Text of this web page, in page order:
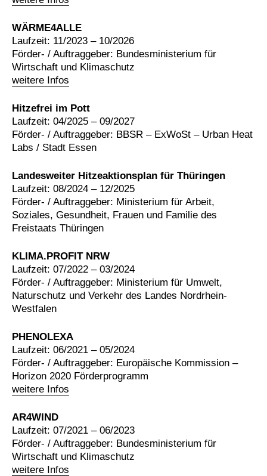
WÄRME4ALLE
weitere Infos
Laufzeit: 11/2023 – 10/2026
Förder- / Auftraggeber: Bundesministerium für
Wirtschaft und Klimaschutz
Hitzefrei im Pott
Laufzeit: 04/2025 – 09/2027
Förder- / Auftraggeber: BBSR – ExWoSt – Urban Heat
Labs / Stadt Essen
Landesweiter Hitzeaktionsplan für Thüringen
Laufzeit: 08/2024 – 12/2025
Förder- / Auftraggeber: Ministerium für Arbeit,
Soziales, Gesundheit, Frauen und Familie des
Freistaats Thüringen
KLIMA.PROFIT NRW
Laufzeit: 07/2022 – 03/2024
Förder- / Auftraggeber: Ministerium für Umwelt,
Naturschutz und Verkehr des Landes Nordrhein-
Westfalen
PHENOLEXA
weitere Infos
Laufzeit: 06/2021 – 05/2024
Förder- / Auftraggeber: Europäische Kommission –
Horizon 2020 Förderprogramm
AR4WIND
weitere Infos
Laufzeit: 07/2021 – 06/2023
Förder- / Auftraggeber: Bundesministerium für
Wirtschaft und Klimaschutz